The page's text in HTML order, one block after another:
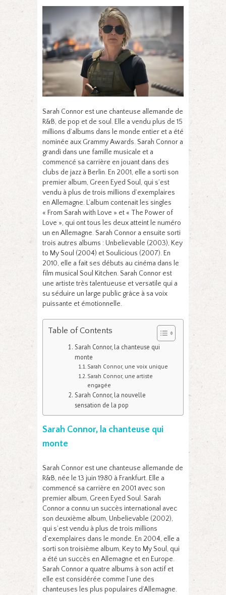
Sarah Connor est une chanteuse allemande de
R&B, de pop et de soul. Elle a vendu plus de 15
millions d’albums dans le monde entier et a été
nominée aux Grammy Awards. Sarah Connor a
grandi dans une famille musicale et a
commencé sa carrière en jouant dans des
clubs de jazz à Berlin. En 2001, elle a sorti son
premier album, Green Eyed Soul, qui s’est
vendu à plus de trois millions d’exemplaires
en Allemagne. L’album contenait les singles
« From Sarah with Love » et « The Power of
Love », qui ont tous les deux atteint le numéro
un en Allemagne. Sarah Connor a ensuite sorti
trois autres albums : Unbelievable (2003), Key
to My Soul (2004) et Soulicious (2007). En
2010, elle a fait ses débuts au cinéma dans le
film musical Soul Kitchen. Sarah Connor est
une artiste très talentueuse et versatile qui a
su séduire un large public grâce à sa voix
puissante et émotionnelle.
Table of Contents
Sarah Connor, la chanteuse qui
monte
Sarah Connor, une voix unique
Sarah Connor, une artiste
engagée
Sarah Connor, la nouvelle
sensation de la pop
Sarah Connor, la chanteuse qui
monte
Sarah Connor est une chanteuse allemande de
R&B, née le 13 juin 1980 à Frankfurt. Elle a
commencé sa carrière en 2001 avec son
premier album, Green Eyed Soul. Sarah
Connor a connu un succès international avec
son deuxième album, Unbelievable (2002),
qui s’est vendu à plus de trois millions
d’exemplaires dans le monde. En 2004, elle a
sorti son troisième album, Key to My Soul, qui
a été un succès en Allemagne et en Europe.
Sarah Connor a quatre albums à son actif et
elle est considérée comme l’une des
chanteuses les plus populaires d’Allemagne.